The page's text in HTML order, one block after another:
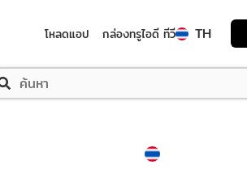
โหลดแอป กล่องทรูไอดี ทีวี TH